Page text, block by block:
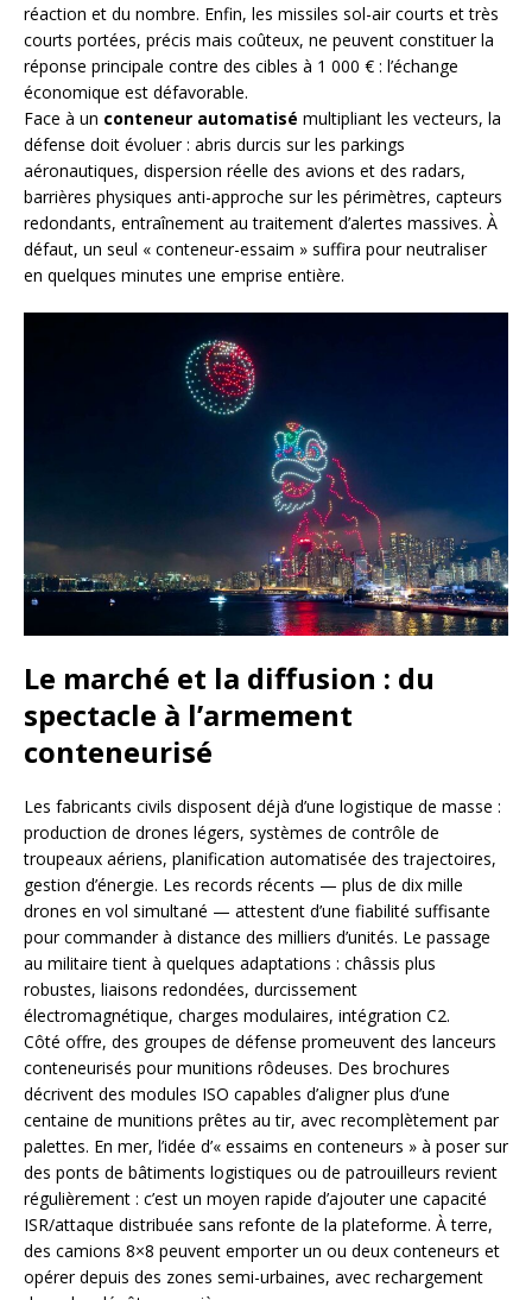
réaction et du nombre. Enfin, les missiles sol-air courts et très
courts portées, précis mais coûteux, ne peuvent constituer la
réponse principale contre des cibles à 1 000 € : l’échange
économique est défavorable.
Face à un conteneur automatisé multipliant les vecteurs, la
défense doit évoluer : abris durcis sur les parkings
aéronautiques, dispersion réelle des avions et des radars,
barrières physiques anti-approche sur les périmètres, capteurs
redondants, entraînement au traitement d’alertes massives. À
défaut, un seul « conteneur-essaim » suffira pour neutraliser
en quelques minutes une emprise entière.
Le marché et la diffusion : du
spectacle à l’armement
conteneurisé
Les fabricants civils disposent déjà d’une logistique de masse :
production de drones légers, systèmes de contrôle de
troupeaux aériens, planification automatisée des trajectoires,
gestion d’énergie. Les records récents — plus de dix mille
drones en vol simultané — attestent d’une fiabilité suffisante
pour commander à distance des milliers d’unités. Le passage
au militaire tient à quelques adaptations : châssis plus
robustes, liaisons redondées, durcissement
électromagnétique, charges modulaires, intégration C2.
Côté offre, des groupes de défense promeuvent des lanceurs
conteneurisés pour munitions rôdeuses. Des brochures
décrivent des modules ISO capables d’aligner plus d’une
centaine de munitions prêtes au tir, avec recomplètement par
palettes. En mer, l’idée d’« essaims en conteneurs » à poser sur
des ponts de bâtiments logistiques ou de patrouilleurs revient
régulièrement : c’est un moyen rapide d’ajouter une capacité
ISR/attaque distribuée sans refonte de la plateforme. À terre,
des camions 8×8 peuvent emporter un ou deux conteneurs et
opérer depuis des zones semi-urbaines, avec rechargement